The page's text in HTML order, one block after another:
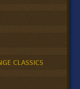
CLASSICS